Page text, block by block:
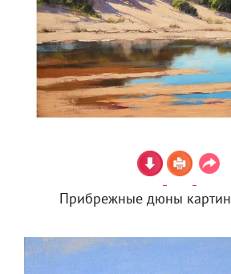
Прибрежные дюны